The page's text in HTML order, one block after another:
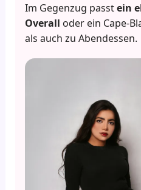
Im Gegenzug passtein
Overall oder ein Cape-
als auch zu Abendessen.